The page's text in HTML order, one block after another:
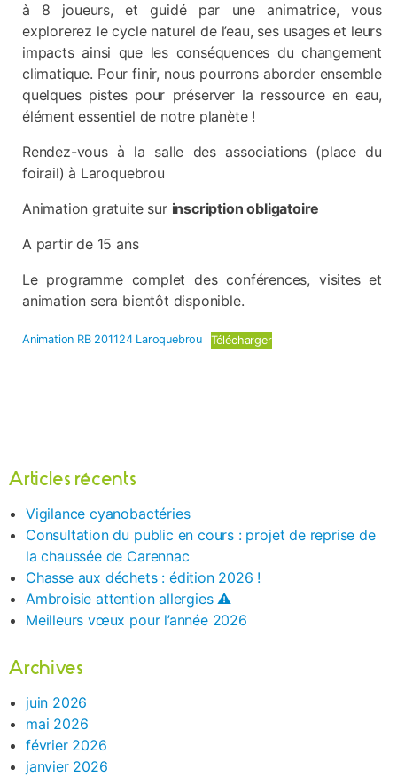
à 8 joueurs, et guidé par une animatrice, vous
explorerez le cycle naturel de l’eau, ses usages et leurs
impacts ainsi que les conséquences du changement
climatique. Pour finir, nous pourrons aborder ensemble
quelques pistes pour préserver la ressource en eau,
élément essentiel de notre planète !
Rendez-vous à la salle des associations (place du
foirail) à Laroquebrou
Animation gratuite sur inscription obligatoire
A partir de 15 ans
Le programme complet des conférences, visites et
animation sera bientôt disponible.
Animation RB 201124 Laroquebrou Télécharger
Articles récents
Vigilance cyanobactéries
Consultation du public en cours : projet de reprise de
la chaussée de Carennac
Chasse aux déchets : édition 2026 !
Ambroisie attention allergies ⚠️
Meilleurs vœux pour l’année 2026
Archives
juin 2026
mai 2026
février 2026
janvier 2026